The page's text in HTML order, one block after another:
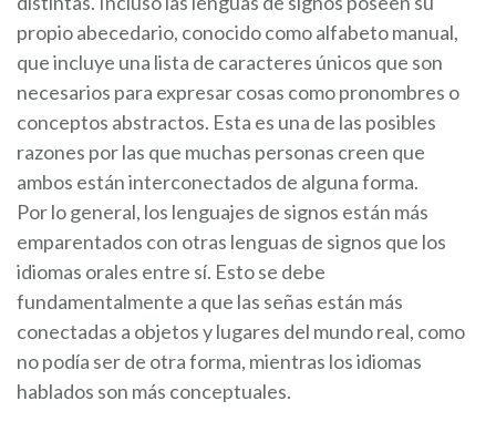
propio abecedario, conocido como alfabeto manual,
que incluye una lista de caracteres únicos que son
necesarios para expresar cosas como pronombres o
conceptos abstractos. Esta es una de las posibles
razones por las que muchas personas creen que
ambos están interconectados de alguna forma.
Por lo general, los lenguajes de signos están más
emparentados con otras lenguas de signos que los
idiomas orales entre sí. Esto se debe
fundamentalmente a que las señas están más
conectadas a objetos y lugares del mundo real, como
no podía ser de otra forma, mientras los idiomas
hablados son más conceptuales.